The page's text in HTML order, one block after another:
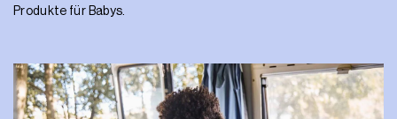
Produkte für Babys.